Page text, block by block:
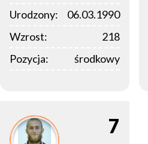
Urodzony:
06.03.1990
Wzrost:
218
Pozycja:
środkowy
7